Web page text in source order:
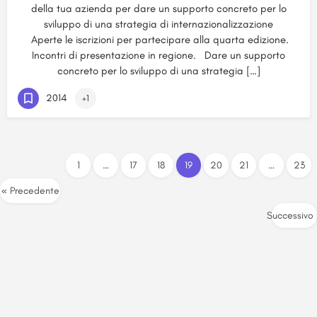
della tua azienda per dare un supporto concreto per lo
sviluppo di una strategia di internazionalizzazione
Aperte le iscrizioni per partecipare alla quarta edizione.
Incontri di presentazione in regione. Dare un supporto
concreto per lo sviluppo di una strategia […]
2014 +1
« Precedente
1 … 17 18 19 20 21 … 23
Successivo